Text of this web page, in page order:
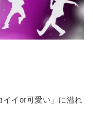
イイor可愛い」に溢れ